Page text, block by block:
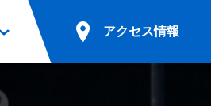
アクセス情報